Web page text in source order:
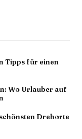
Tipps für einen
Wo Urlauber auf
Drehorte